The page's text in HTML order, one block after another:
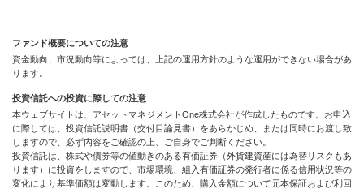
ファンド概要についての注意
資金動向、市況動向等によっては、上記の運用方針のような運用ができない場合があ
ります。
投資信託への投資に際しての注意
本ウェブサイトは、アセットマネジメントOne株式会社が作成したものです。お申込
に際しては、投資信託説明書（交付目論見書）をあらかじめ、または同時にお渡し致
しますので、必ず内容をご確認の上、ご自身でご判断ください。
投資信託は、株式や債券等の値動きのある有価証券（外貨建資産には為替リスクもあ
ります）に投資をしますので、市場環境、組入有価証券の発行者に係る信用状況等の
変化により基準価額は変動します。このため、購入金額について元本保証および利回